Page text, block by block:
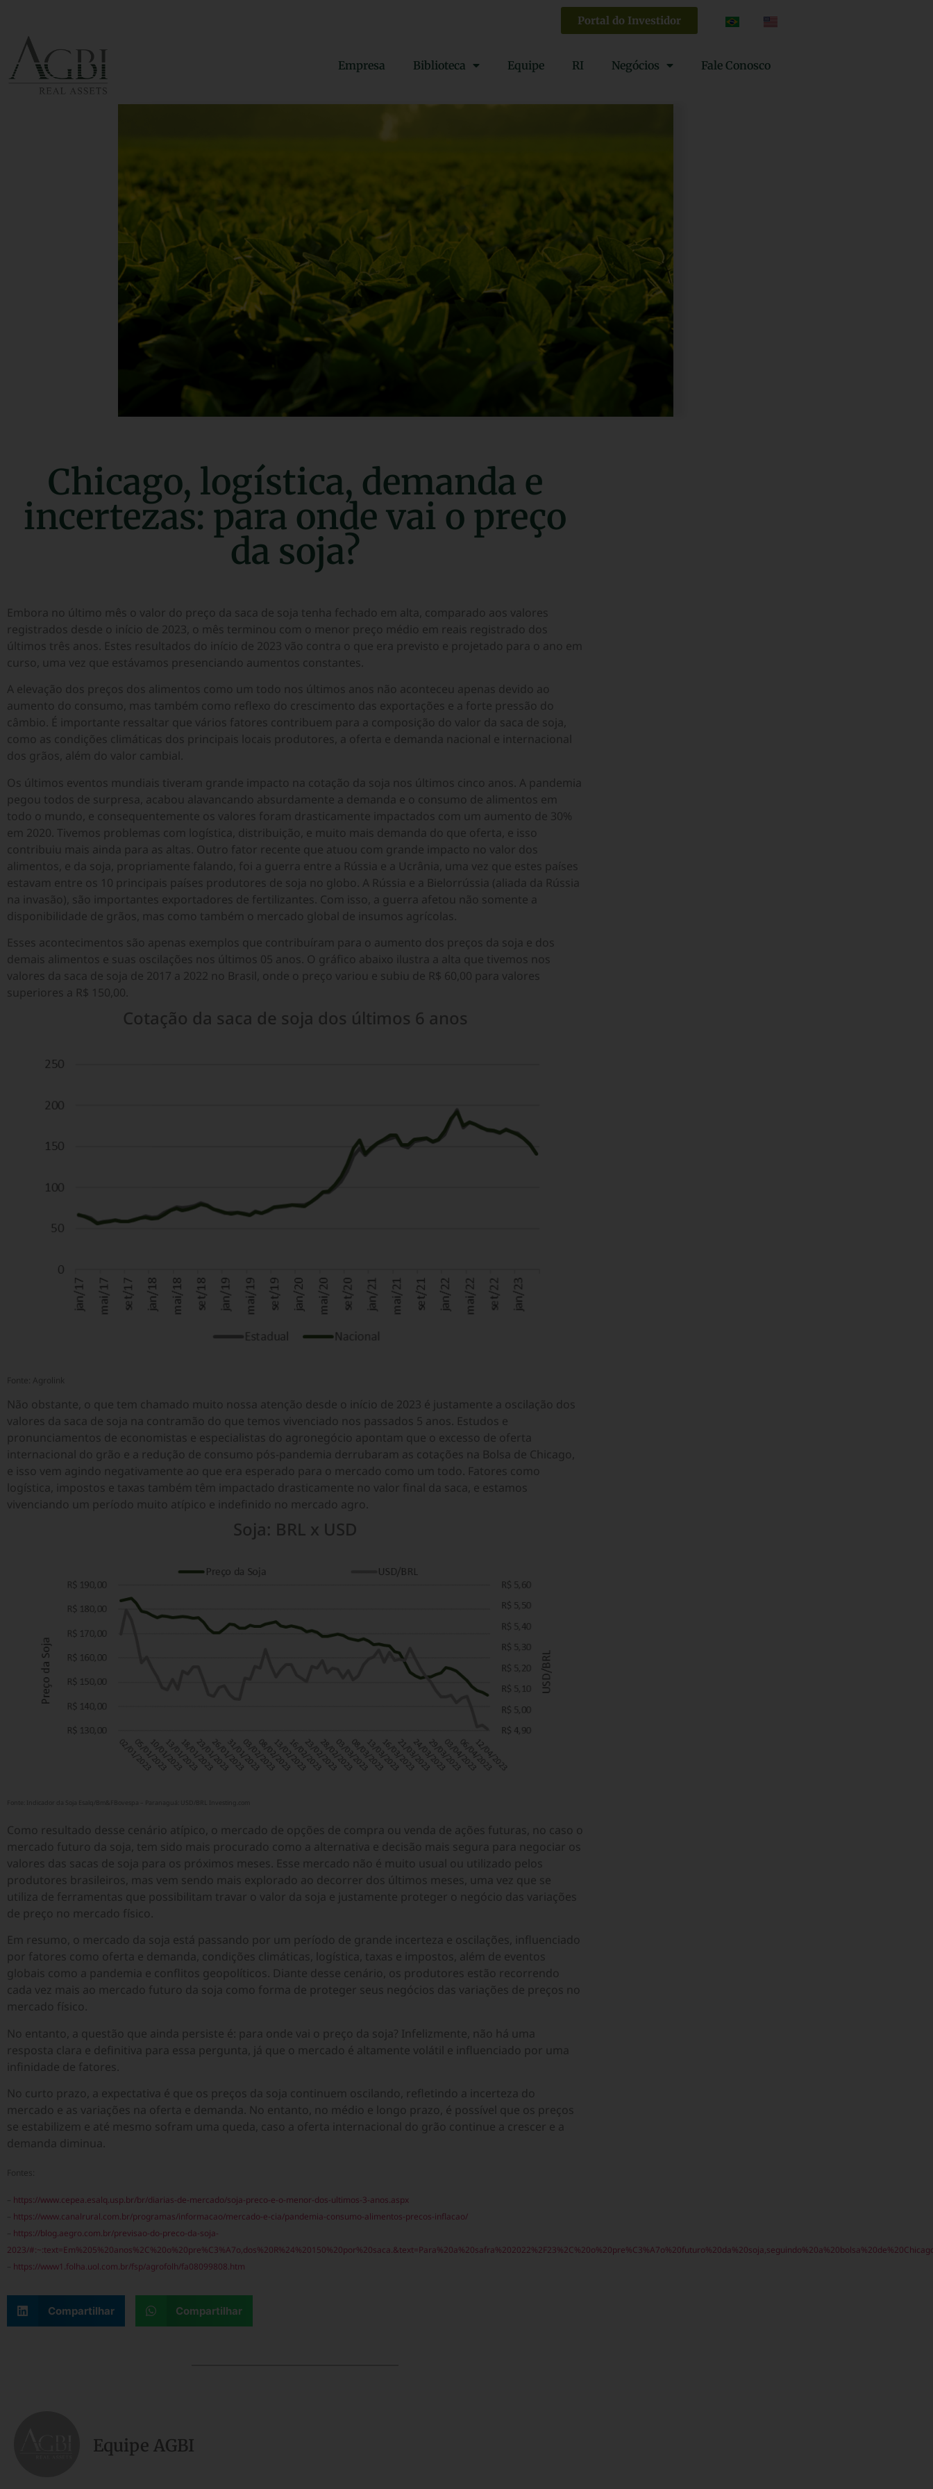
Portal do Investidor
Empresa Biblioteca Equipe RI Negócios Fale Conosco
Chicago, logística, demanda e
incertezas: para onde vai o preço
da soja?
Embora no último mês o valor do preço da saca de soja tenha fechado em alta, comparado aos valores
registrados desde o início de 2023, o mês terminou com o menor preço médio em reais registrado dos
últimos três anos. Estes resultados do início de 2023 vão contra o que era previsto e projetado para o ano em
curso, uma vez que estávamos presenciando aumentos constantes.
A elevação dos preços dos alimentos como um todo nos últimos anos não aconteceu apenas devido ao
aumento do consumo, mas também como reflexo do crescimento das exportações e a forte pressão do
câmbio. É importante ressaltar que vários fatores contribuem para a composição do valor da saca de soja,
como as condições climáticas dos principais locais produtores, a oferta e demanda nacional e internacional
dos grãos, além do valor cambial.
Os últimos eventos mundiais tiveram grande impacto na cotação da soja nos últimos cinco anos. A pandemia
pegou todos de surpresa, acabou alavancando absurdamente a demanda e o consumo de alimentos em
todo o mundo, e consequentemente os valores foram drasticamente impactados com um aumento de 30%
em 2020. Tivemos problemas com logística, distribuição, e muito mais demanda do que oferta, e isso
contribuiu mais ainda para as altas. Outro fator recente que atuou com grande impacto no valor dos
alimentos, e da soja, propriamente falando, foi a guerra entre a Rússia e a Ucrânia, uma vez que estes países
estavam entre os 10 principais países produtores de soja no globo. A Rússia e a Bielorrússia (aliada da Rússia
na invasão), são importantes exportadores de fertilizantes. Com isso, a guerra afetou não somente a
disponibilidade de grãos, mas como também o mercado global de insumos agrícolas.
Esses acontecimentos são apenas exemplos que contribuíram para o aumento dos preços da soja e dos
demais alimentos e suas oscilações nos últimos 05 anos. O gráfico abaixo ilustra a alta que tivemos nos
valores da saca de soja de 2017 a 2022 no Brasil, onde o preço variou e subiu de R$ 60,00 para valores
superiores a R$ 150,00.
Cotação da saca de soja dos últimos 6 anos
Fonte: Agrolink
Não obstante, o que tem chamado muito nossa atenção desde o início de 2023 é justamente a oscilação dos
valores da saca de soja na contramão do que temos vivenciado nos passados 5 anos. Estudos e
pronunciamentos de economistas e especialistas do agronegócio apontam que o excesso de oferta
internacional do grão e a redução de consumo pós-pandemia derrubaram as cotações na Bolsa de Chicago,
e isso vem agindo negativamente ao que era esperado para o mercado como um todo. Fatores como
logística, impostos e taxas também têm impactado drasticamente no valor final da saca, e estamos
vivenciando um período muito atípico e indefinido no mercado agro.
Soja: BRL x USD
Fonte: Indicador da Soja Esalq/Bm&FBovespa – Paranaguá: USD/BRL Investing.com
Como resultado desse cenário atípico, o mercado de opções de compra ou venda de ações futuras, no caso o
mercado futuro da soja, tem sido mais procurado como a alternativa e decisão mais segura para negociar os
valores das sacas de soja para os próximos meses. Esse mercado não é muito usual ou utilizado pelos
produtores brasileiros, mas vem sendo mais explorado ao decorrer dos últimos meses, uma vez que se
utiliza de ferramentas que possibilitam travar o valor da soja e justamente proteger o negócio das variações
de preço no mercado físico.
Em resumo, o mercado da soja está passando por um período de grande incerteza e oscilações, influenciado
por fatores como oferta e demanda, condições climáticas, logística, taxas e impostos, além de eventos
globais como a pandemia e conflitos geopolíticos. Diante desse cenário, os produtores estão recorrendo
cada vez mais ao mercado futuro da soja como forma de proteger seus negócios das variações de preços no
mercado físico.
No entanto, a questão que ainda persiste é: para onde vai o preço da soja? Infelizmente, não há uma
resposta clara e definitiva para essa pergunta, já que o mercado é altamente volátil e influenciado por uma
infinidade de fatores.
No curto prazo, a expectativa é que os preços da soja continuem oscilando, refletindo a incerteza do
mercado e as variações na oferta e demanda. No entanto, no médio e longo prazo, é possível que os preços
se estabilizem e até mesmo sofram uma queda, caso a oferta internacional do grão continue a crescer e a
demanda diminua.
Fontes:
https://www.cepea.esalq.usp.br/br/diarias-de-mercado/soja-preco-e-o-menor-dos-ultimos-3-anos.aspx
https://www.canalrural.com.br/programas/informacao/mercado-e-cia/pandemia-consumo-alimentos-precos-inflacao/
https://blog.aegro.com.br/previsao-do-preco-da-soja-
2023/
https://www1.folha.uol.com.br/fsp/agrofolh/fa08099808.htm
Compartilhar Compartilhar
Equipe AGBI